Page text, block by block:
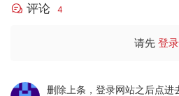
评论 4
请先 登录
删除上条，登录网站之后点进